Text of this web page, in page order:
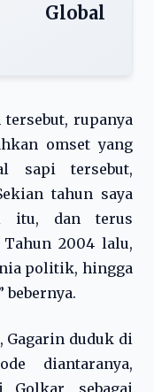
Global
rupanya
omset yang
sapi tersebut,
tahun saya
itu, dan terus
Tahun 2004 lalu,
politik, hingga
bebernya.
Gagarin duduk di
diantaranya,
Golkar, sebagai